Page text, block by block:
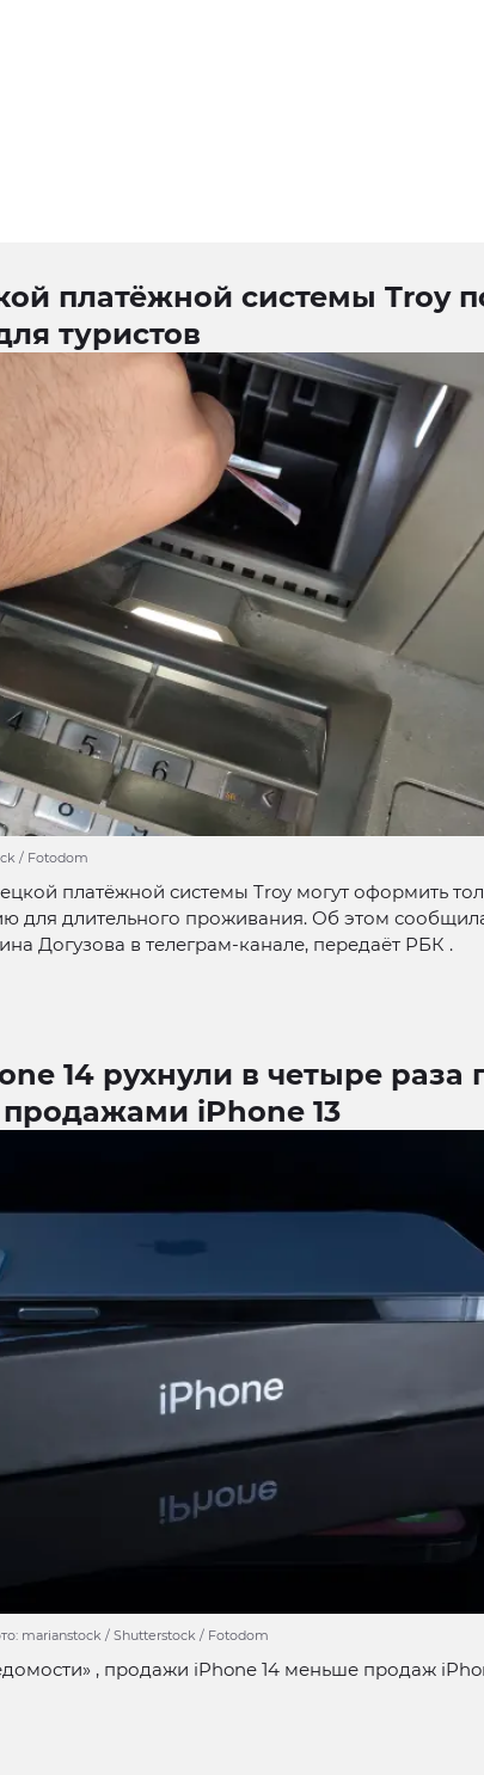
платёжной системы Troy
туристов
/ Fotodom
платёжной системы Troy могут оформить
для длительного проживания. Об этом
Догузова в телеграм-канале, передаёт РБК .
14 рухнули в четыре раза
iPhone 13
marianstock / Shutterstock / Fotodom
, продажи iPhone 14 меньше продаж